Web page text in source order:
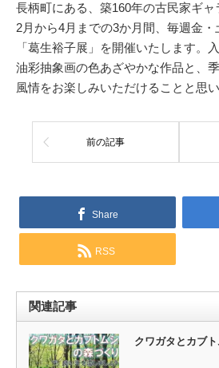
長柄町にある、築160年の古民家ギャ
2月から4月までの3か月間、毎週金・
「葛生裕子展」を開催いたします。
油彩抽象画の色あざやかな作品と、
風情をお楽しみいただけることと思い
前の記事
Share
RSS
関連記事
クワガタとカブ